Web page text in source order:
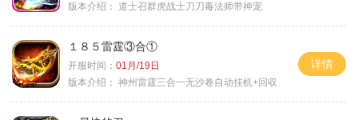
版本介绍： 道士召群虎战士刀刀毒法师带神宠
１８５雷霆③合①
开服时间： 01月/19日
版本介绍： 神州雷霆三合一无沙卷自动挂机+回収
详情